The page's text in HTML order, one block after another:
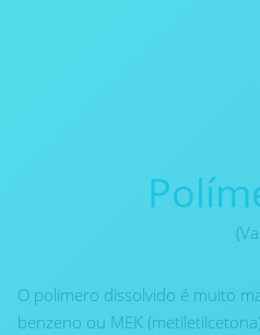
O polímero dissolvido é muito
benzeno ou MEK